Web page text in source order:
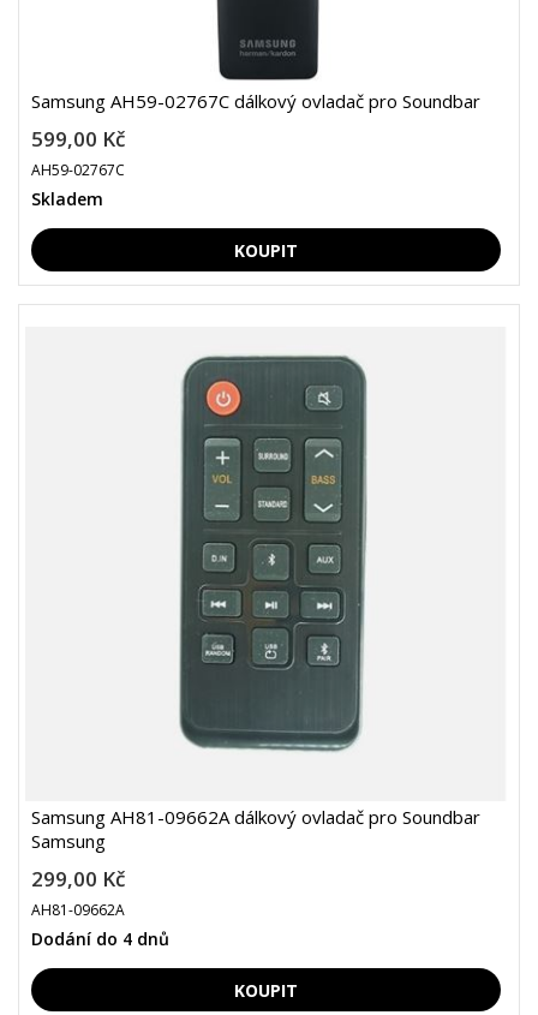
Samsung AH59-02767C dálkový ovladač pro Soundbar
599,00 Kč
AH59-02767C
Skladem
Samsung AH81-09662A dálkový ovladač pro Soundbar
Samsung
299,00 Kč
AH81-09662A
Dodání do 4 dnů